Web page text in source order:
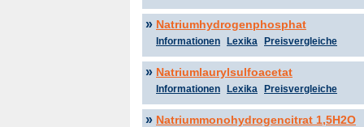
» Natriumhydrogenphosphat
Informationen Lexika Preisvergleiche
» Natriumlaurylsulfoacetat
Informationen Lexika Preisvergleiche
» Natriummonohydrogencitrat 1,5H2O